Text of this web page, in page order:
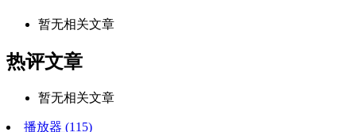
暂无相关文章
热评文章
暂无相关文章
播放器 (115)